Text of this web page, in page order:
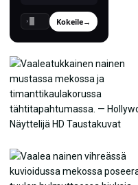
› Kokeile